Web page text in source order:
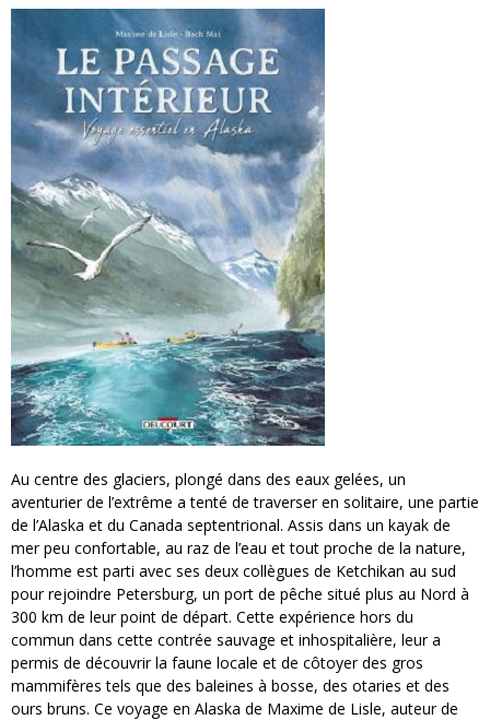
« Damn Them All » - Un duo de Choc !
Yoshi and the mysterious book
Au centre des glaciers, plongé dans des eaux gelées, un
aventurier de l’extrême a tenté de traverser en solitaire, une partie
de l’Alaska et du Canada septentrional. Assis dans un kayak de
mer peu confortable, au raz de l’eau et tout proche de la nature,
l’homme est parti avec ses deux collègues de Ketchikan au sud
pour rejoindre Petersburg, un port de pêche situé plus au Nord à
300 km de leur point de départ. Cette expérience hors du
commun dans cette contrée sauvage et inhospitalière, leur a
permis de découvrir la faune locale et de côtoyer des gros
mammifères tels que des baleines à bosse, des otaries et des
ours bruns. Ce voyage en Alaska de Maxime de Lisle, auteur de